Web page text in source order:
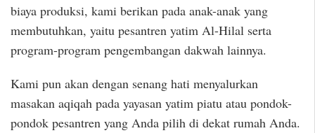
biaya produksi, kami berikan pada anak-anak yang
membutuhkan, yaitu pesantren yatim Al-Hilal serta
program-program pengembangan dakwah lainnya.
Kami pun akan dengan senang hati menyalurkan
masakan aqiqah pada yayasan yatim piatu atau pondok-
pondok pesantren yang Anda pilih di dekat rumah Anda.